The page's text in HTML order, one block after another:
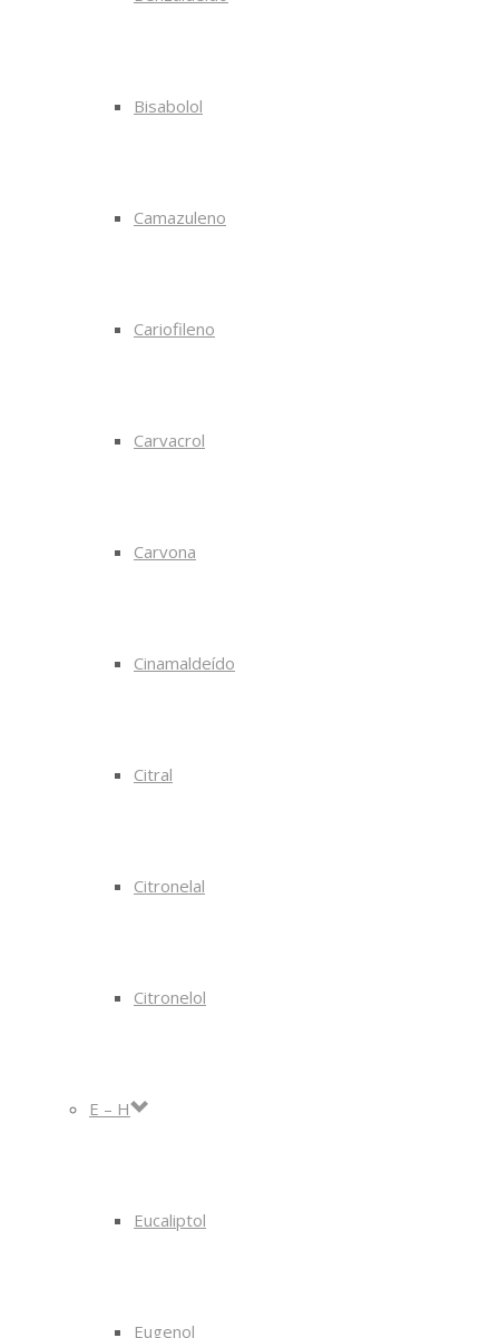
Bisabolol
Camazuleno
Cariofileno
Carvacrol
Carvona
Cinamaldeído
Citral
Citronelal
Citronelol
E – H
Eucaliptol
Eugenol